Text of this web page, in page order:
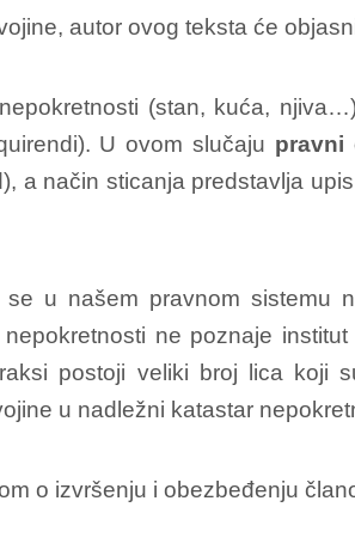
autor ovog teksta će
(stan, kuća,
U ovom slučaju pravni
a način sticanja predstavlja
u našem pravnom sistemu
ne poznaje
postoji veliki broj lica koji
u nadležni katastar
o izvršenju i obezbeđenju